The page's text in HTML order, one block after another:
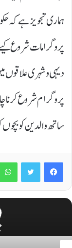
ہماری تجویز ہے کہ
پروگرامات شروع کیے
دیہی و شہری علاقوں
پروگرام شروع کرنا
ساتھ والدین کو
Facebook